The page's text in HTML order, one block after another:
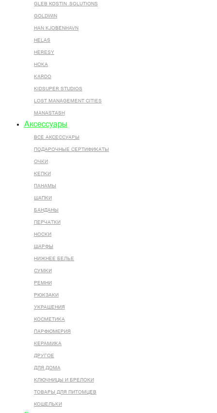
GLEB KOSTIN .SOLUTIONS
GOLDWIN
HAN KJOBENHAVN
HELAS
HERESY
HOKA
KARDO
KIDSUPER STUDIOS
LOST MANAGEMENT CITIES
MANASTASH
Аксессуары
ВСЕ AКСЕССУАРЫ
ПОДАРОЧНЫЕ СЕРТИФИКАТЫ
ОЧКИ
КЕПКИ
ПАНАМЫ
ШАПКИ
БАНДАНЫ
ПЕРЧАТКИ
НОСКИ
ШАРФЫ
НИЖНЕЕ БЕЛЬЕ
СУМКИ
РЕМНИ
РЮКЗАКИ
УКРАШЕНИЯ
КОСМЕТИКА
ПАРФЮМЕРИЯ
КЕРАМИКА
ДРУГОЕ
ДЛЯ ДОМА
КЛЮЧНИЦЫ И БРЕЛОКИ
ТОВАРЫ ДЛЯ ПИТОМЦЕВ
КОШЕЛЬКИ